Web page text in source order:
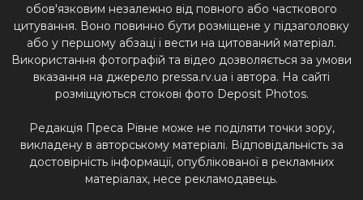
обов'язковим незалежно від повного або часткового
цитування. Воно повинно бути розміщене у підзаголовку
або у першому абзаці і вести на цитований матеріал.
Використання фотографій та відео дозволяється за умови
вказання на джерело pressa.rv.ua і автора. На сайті
розміщуються стокові фото Deposit Photos.
Редакція Преса Рівне може не поділяти точки зору,
викладену в авторському матеріалі. Відповідальність за
достовірність інформації, опублікованої в рекламних
матеріалах, несе рекламодавець.